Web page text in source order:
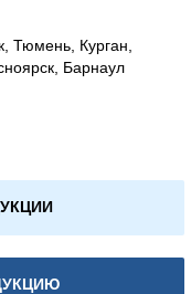
Тюмень, Курган,
Барнаул